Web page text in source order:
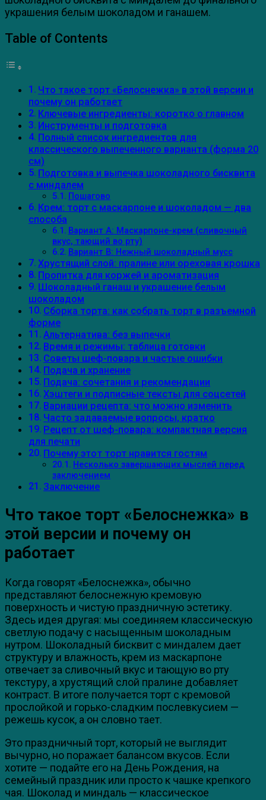
украшения белым шоколадом и ганашем.
Table of Contents
Что такое торт «Белоснежка» в этой версии и
почему он работает
Ключевые ингредиенты: коротко о главном
Инструменты и подготовка
Полный список ингредиентов для
классического выпеченного варианта (форма 20
см)
Подготовка и выпечка шоколадного бисквита
с миндалем
Пошагово
Крем: торт с маскарпоне и шоколадом — два
способа
Вариант A: Маскарпоне-крем (сливочный
вкус, тающий во рту)
Вариант B: Нежный шоколадный мусс
Хрустящий слой: пралине или ореховая крошка
Пропитка для коржей и ароматизация
Шоколадный ганаш и украшение белым
шоколадом
Сборка торта: как собрать торт в разъемной
форме
Альтернатива: без выпечки
Время и режимы: таблица готовки
Советы шеф-повара и частые ошибки
Подача и хранение
Подача: сочетания и рекомендации
Хэштеги и подписные тексты для соцсетей
Вариации рецепта: что можно изменить
Часто задаваемые вопросы, кратко
Рецепт от шеф-повара: компактная версия
для печати
Почему этот торт нравится гостям
Несколько завершающих мыслей перед
заключением
Заключение
Что такое торт «Белоснежка» в
этой версии и почему он
работает
Когда говорят «Белоснежка», обычно
представляют белоснежную кремовую
поверхность и чистую праздничную эстетику.
Здесь идея другая: мы соединяем классическую
светлую подачу с насыщенным шоколадным
нутром. Шоколадный бисквит с миндалем дает
структуру и влажность, крем из маскарпоне
отвечает за сливочный вкус и тающую во рту
текстуру, а хрустящий слой пралине добавляет
контраст. В итоге получается торт с кремовой
прослойкой и горько-сладким послевкусием —
режешь кусок, а он словно тает.
Это праздничный торт, который не выглядит
вычурно, но поражает балансом вкусов. Если
хотите — подайте его на День Рождения, на
семейный праздник или просто к чашке крепкого
чая. Шоколад и миндаль — классическое